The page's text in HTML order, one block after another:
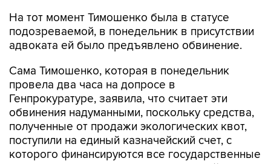
На тот момент Тимошенко была в статусе
подозреваемой, в понедельник в присутствии
адвоката ей было предъявлено обвинение.
Сама Тимошенко, которая в понедельник
провела два часа на допросе в
Генпрокуратуре, заявила, что считает эти
обвинения надуманными, поскольку средства,
полученные от продажи экологических квот,
поступили на единый казначейский счет, с
которого финансируются все государственные